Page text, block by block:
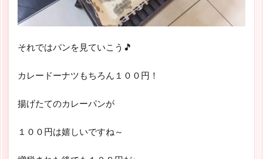
それではパンを見ていこう🎵
カレードーナツもちろん１００円！
揚げたてのカレーパンが
１００円は嬉しいですね～